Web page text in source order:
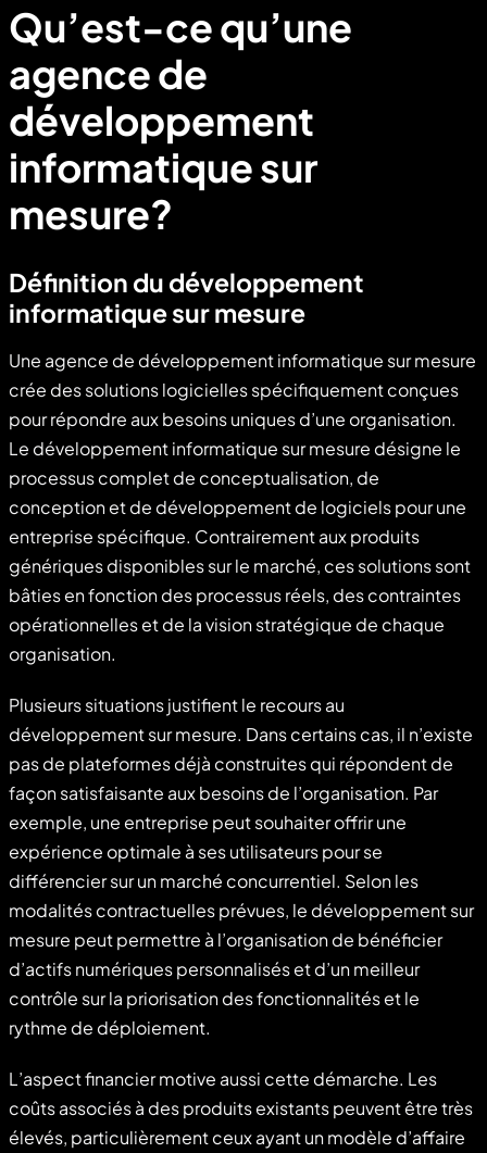
Qu’est-ce qu’une
agence de
développement
informatique sur
mesure?
Définition du développement
informatique sur mesure
Une agence de développement informatique sur mesure
crée des solutions logicielles spécifiquement conçues
pour répondre aux besoins uniques d’une organisation.
Le développement informatique sur mesure désigne le
processus complet de conceptualisation, de
conception et de développement de logiciels pour une
entreprise spécifique. Contrairement aux produits
génériques disponibles sur le marché, ces solutions sont
bâties en fonction des processus réels, des contraintes
opérationnelles et de la vision stratégique de chaque
organisation.
Plusieurs situations justifient le recours au
développement sur mesure. Dans certains cas, il n’existe
pas de plateformes déjà construites qui répondent de
façon satisfaisante aux besoins de l’organisation. Par
exemple, une entreprise peut souhaiter offrir une
expérience optimale à ses utilisateurs pour se
différencier sur un marché concurrentiel. Selon les
modalités contractuelles prévues, le développement sur
mesure peut permettre à l’organisation de bénéficier
d’actifs numériques personnalisés et d’un meilleur
contrôle sur la priorisation des fonctionnalités et le
rythme de déploiement.
L’aspect financier motive aussi cette démarche. Les
coûts associés à des produits existants peuvent être très
élevés, particulièrement ceux ayant un modèle d’affaire